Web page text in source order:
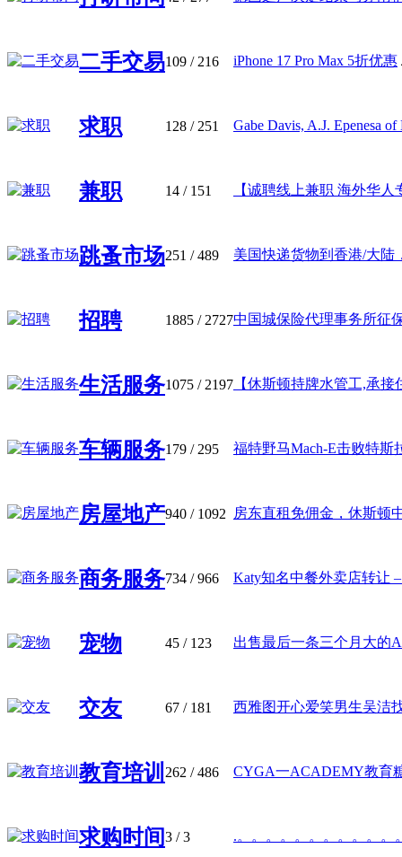
二手交易109 / 216 iPhone 17 Pro Max 5折优惠
求职 128 / 251 Gabe Davis, A.J. Epenesa of
兼职 14 / 151 【诚聘线上兼职 海外华人
跳蚤市场251 / 489 美国快递货物到香港/大陆
招聘 1885 / 2727中国城保险代理事务所征
生活服务1075 / 2197 【休斯顿持牌水管工,承接
车辆服务179 / 295 福特野马Mach-E击败特斯
房屋地产940 / 1092 房东直租免佣金，休斯顿
商务服务734 / 966 Katy知名中餐外卖店转让
宠物 45 / 123 出售最后一条三个月大的
交友 67 / 181 西雅图开心爱笑男生吴洁
教育培训 262 / 486 CYGA一ACADEMY教育
求购时间 3 / 3 .。。。。。。。。。。。